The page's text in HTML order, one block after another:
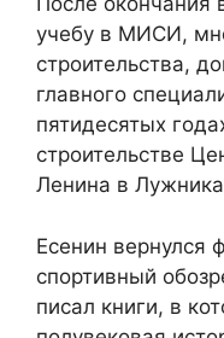
учебу в МИСИ,
строительства,
главного
пятидесятых
строительстве
Ленина в
Есенин вернулся
спортивный
писал книги, в